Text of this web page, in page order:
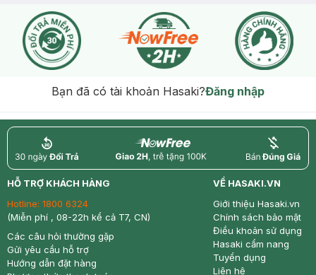
Bạn đã có tài khoản Hasaki?Đăng nhập
return nowfree price
HỖ TRỢ KHÁCH HÀNG
Hotline: 1800 6324
(Miễn phí , 08-22h kể cả T7, CN)
Các câu hỏi thường gặp
Gửi yêu cầu hỗ trợ
Hướng dẫn đặt hàng
VỀ HASAKI.VN
Giới thiệu Hasaki.vn
Chính sách bảo mật
Điều khoản sử dụng
Hasaki cẩm nang
Tuyển dụng
Liên hệ